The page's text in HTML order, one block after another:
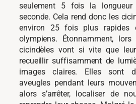
seulement 5 fois la
seconde. Cela rend donc les
environ 25 fois plus rapides
olympiens. Étonnamment,
cicindèles vont si vite que
recueillir suffisamment de
images claires. Elles sont
aveugles pendant leurs
alors s’arrêter, localiser de